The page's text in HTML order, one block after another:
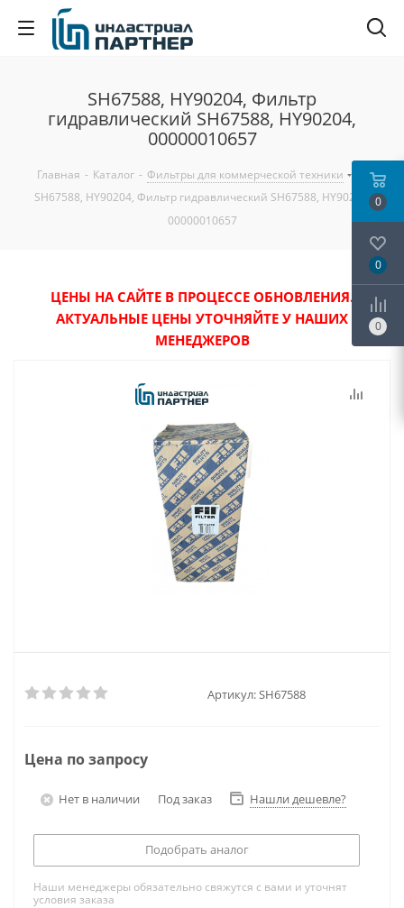
SH67588, HY90204, Фильтр
гидравлический SH67588, HY90204,
00000010657
Главная - Каталог - Фильтры для коммерческой техники
SH67588, HY90204, Фильтр гидравлический SH67588, HY90204,
00000010657
ЦЕНЫ НА САЙТЕ В ПРОЦЕССЕ ОБНОВЛЕНИЯ.
АКТУАЛЬНЫЕ ЦЕНЫ УТОЧНЯЙТЕ У НАШИХ
МЕНЕДЖЕРОВ
Артикул: SH67588
Цена по запросу
Нет в наличии Под заказ Нашли дешевле?
Подобрать аналог
Наши менеджеры обязательно свяжутся с вами и уточнят
условия заказа
0
0
0